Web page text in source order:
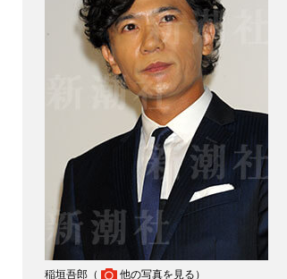
稲垣吾郎（ 他の写真を見る ）